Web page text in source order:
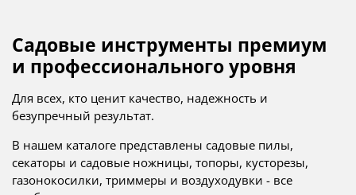
Садовые инструменты премиум
и профессионального уровня
Для всех, кто ценит качество, надежность и
безупречный результат.
В нашем каталоге представлены садовые пилы,
секаторы и садовые ножницы, топоры, кусторезы,
газонокосилки, триммеры и воздуходувки - все